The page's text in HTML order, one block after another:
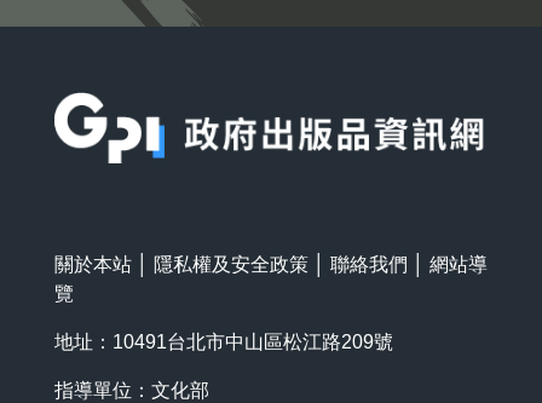
關於本站 隱私權及安全政策 聯絡我們
網站導
覽
地址：10491台北市中山區松江路209號
指導單位：文化部